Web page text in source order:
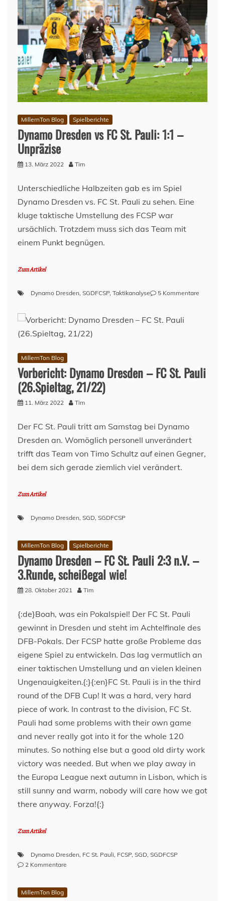
MillernTon Blog Spielberichte
Dynamo Dresden vs FC St. Pauli: 1:1 –
Unpräzise
13. März 2022 Tim
Unterschiedliche Halbzeiten gab es im Spiel
Dynamo Dresden vs. FC St. Pauli zu sehen. Eine
kluge taktische Umstellung des FCSP war
ursächlich. Trotzdem muss sich das Team mit
einem Punkt begnügen.
Zum Artikel
Dynamo Dresden, SGDFCSP, Taktikanalyse 5 Kommentare
–
MillernTon Blog
Vorbericht: Dynamo Dresden – FC St. Pauli
(26.Spieltag, 21/22)
11. März 2022 Tim
Der FC St. Pauli tritt am Samstag bei Dynamo
Dresden an. Womöglich personell unverändert
trifft das Team von Timo Schultz auf einen Gegner,
bei dem sich gerade ziemlich viel verändert.
Zum Artikel
Dynamo Dresden, SGD, SGDFCSP
MillernTon Blog Spielberichte
Dynamo Dresden – FC St. Pauli 2:3 n.V. –
3.Runde, scheißegal wie!
28. Oktober 2021 Tim
{:de}Boah, was ein Pokalspiel! Der FC St. Pauli
gewinnt in Dresden und steht im Achtelfinale des
DFB-Pokals. Der FCSP hatte große Probleme das
eigene Spiel zu entwickeln. Das lag vermutlich an
einer taktischen Umstellung und an vielen kleinen
Ungenauigkeiten.{:}{:en}FC St. Pauli is in the third
round of the DFB Cup! It was a hard, very hard
piece of work. In contrast to the division, FC St.
Pauli had some problems with their own game
and never really got into it for the whole 120
minutes. So nothing else but a good old dirty work
victory was needed. But when we play away in
the Europa League next autumn in Lisbon, which is
still sunny and warm, nobody will care how we got
there anyway. Forza!{:}
Zum Artikel
Dynamo Dresden, FC St. Pauli, FCSP, SGD, SGDFCSP
2 Kommentare
MillernTon Blog